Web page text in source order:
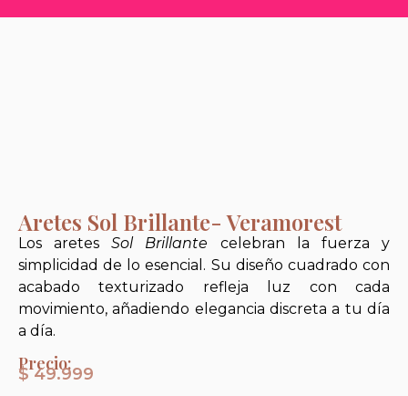
Aretes Sol Brillante- Veramorest
Los aretesSol Brillante celebran la fuerza y
simplicidad de lo esencial. Su diseño cuadrado con
acabado texturizado refleja luz con cada
movimiento, añadiendo elegancia discreta a tu día
a día.
Precio:
$49.999